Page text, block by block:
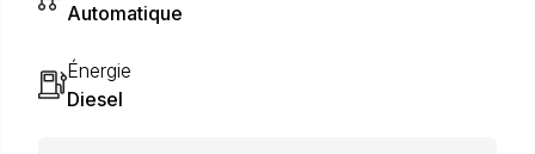
Automatique
Énergie
Diesel